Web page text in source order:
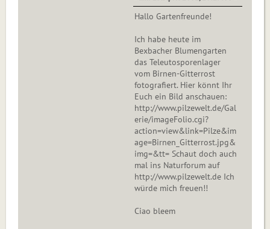
Hallo Gartenfreunde!
Ich habe heute im
Bexbacher Blumengarten
das Teleutosporenlager
vom Birnen-Gitterrost
fotografiert. Hier könnt Ihr
Euch ein Bild anschauen:
http://www.pilzewelt.de/Gal
erie/imageFolio.cgi?
action=view&link=Pilze&im
age=Birnen_Gitterrost.jpg&
img=&tt= Schaut doch auch
mal ins Naturforum auf
http://www.pilzewelt.de Ich
würde mich freuen!!
Ciao bleem